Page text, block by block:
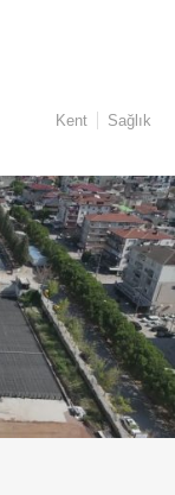
Kent Sağlık